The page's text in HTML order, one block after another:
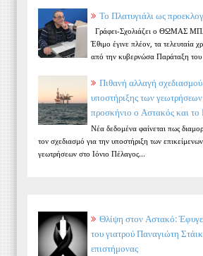
Το Πλατυγιάλι ως
Γράφει-Σχολιάζει ο ΘΩΜΑΣ
Έθιμο έγινε πλέον, τα τελευταία
από την κυβερνώσα Παράταξη του
Πιθανή αλλαγή
υποστήριξης των
προσκήνιο ο Αστακός και το
Νέα δεδομένα φαίνεται πως
τον σχεδιασμό για την υποστήριξη των
γεωτρήσεων στο Ιόνιο Πέλαγος...
Θλίψη στον Αστακό:
του γιατρού Παναγιώτη
επιστήμονας